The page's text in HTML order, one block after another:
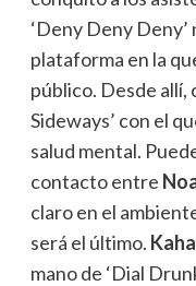
‘Deny Deny
plataforma en la
público. Desde allí,
Sideways’ con el
salud mental.
contacto entre
claro en el
será el último.
mano de ‘Dial